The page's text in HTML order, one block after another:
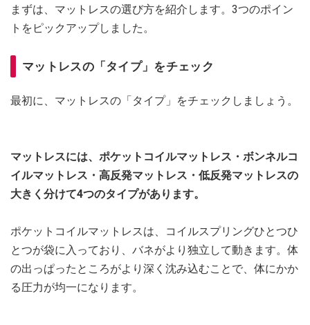
まずは、マットレスの選び方を紹介します。3つのポイン
トをピックアップしました。
マットレスの「タイプ」をチェック
最初に、マットレスの「タイプ」をチェックしましょう。
マットレスには、ポケットコイルマットレス・ボンネルコ
イルマットレス・高反発マットレス・低反発マットレスの
大きく分けて4つのタイプがあります。
ポケットコイルマットレスは、コイルスプリングひとつひ
とつが袋に入っており、バネがより独立して動きます。体
の出っぱったところがより深く沈み込むことで、体にかか
る圧力が均一になります。